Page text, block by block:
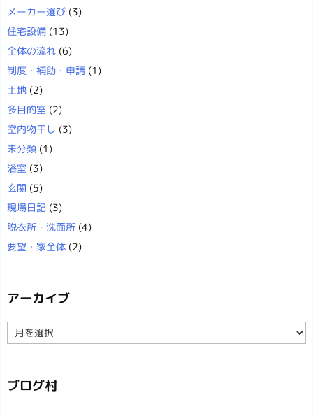
メーカー選び (3)
住宅設備 (13)
全体の流れ (6)
制度・補助・申請 (1)
土地 (2)
多目的室 (2)
室内物干し (3)
未分類 (1)
浴室 (3)
玄関 (5)
現場日記 (3)
脱衣所・洗面所 (4)
要望・家全体 (2)
アーカイブ
ー
ブ
ブログ村